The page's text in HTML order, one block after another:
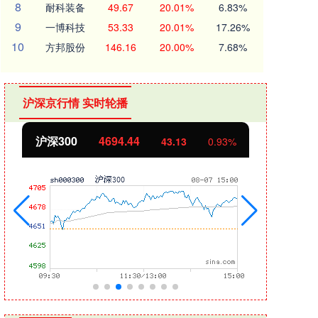
8 耐科装备 49.67 20.01% 6.83%
9 一博科技 53.33 20.01% 17.26%
10 方邦股份 146.16 20.00% 7.68%
沪深京行情 实时轮播
沪深300 4694.44 43.13 0.93%